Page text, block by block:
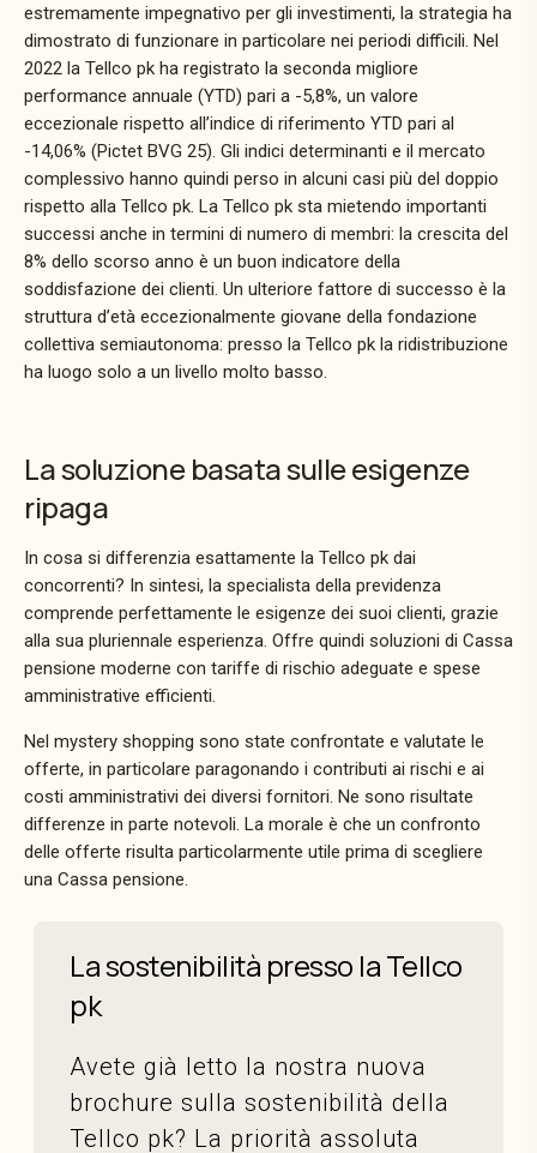
estremamente impegnativo per gli investimenti, la strategia ha
dimostrato di funzionare in particolare nei periodi difficili. Nel
2022 la Tellco pk ha registrato la seconda migliore
performance annuale (YTD) pari a -5,8%, un valore
eccezionale rispetto all’indice di riferimento YTD pari al
-14,06% (Pictet BVG 25). Gli indici determinanti e il mercato
complessivo hanno quindi perso in alcuni casi più del doppio
rispetto alla Tellco pk. La Tellco pk sta mietendo importanti
successi anche in termini di numero di membri: la crescita del
8% dello scorso anno è un buon indicatore della
soddisfazione dei clienti. Un ulteriore fattore di successo è la
struttura d’età eccezionalmente giovane della fondazione
collettiva semiautonoma: presso la Tellco pk la ridistribuzione
ha luogo solo a un livello molto basso.
La soluzione basata sulle esigenze
ripaga
In cosa si differenzia esattamente la Tellco pk dai
concorrenti? In sintesi, la specialista della previdenza
comprende perfettamente le esigenze dei suoi clienti, grazie
alla sua pluriennale esperienza. Offre quindi soluzioni di Cassa
pensione moderne con tariffe di rischio adeguate e spese
amministrative efficienti.
Nel mystery shopping sono state confrontate e valutate le
offerte, in particolare paragonando i contributi ai rischi e ai
costi amministrativi dei diversi fornitori. Ne sono risultate
differenze in parte notevoli. La morale è che un confronto
delle offerte risulta particolarmente utile prima di scegliere
una Cassa pensione.
La sostenibilità presso la Tellco
pk
Avete già letto la nostra nuova
brochure sulla sostenibilità della
Tellco pk? La priorità assoluta